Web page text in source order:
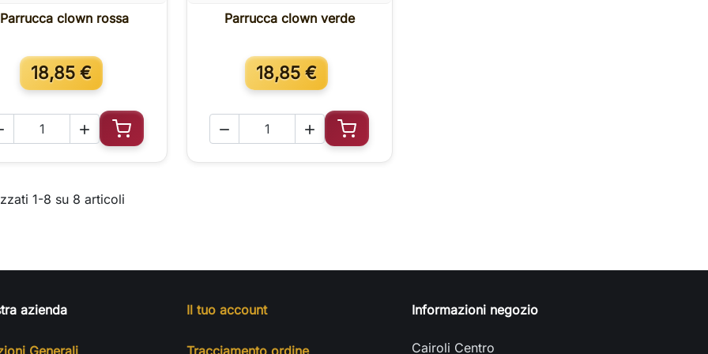
 Anteprima
Parrucca clown rossa
18,85 €

Aggiungi al carrello
 Anteprima
Parrucca clown verde
18,85 €


Aggiungi al carrello
1-8 su 8 articoli
azienda Il tuo account Informazioni negozio
Cairoli Centro